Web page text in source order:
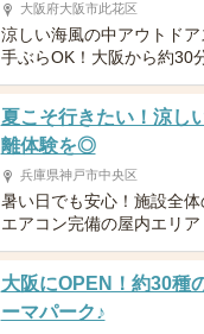
大阪府大阪市此花区
涼しい海風の中アウトドア
手ぶらOK！大阪から約30
夏こそ行きたい！涼し
離体験を◎
兵庫県神戸市中央区
暑い日でも安心！施設全
エアコン完備の屋内エリア
大阪にOPEN！約30種
ーマパーク♪